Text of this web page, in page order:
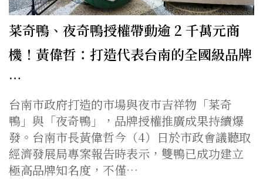
菜奇鴨、夜奇鴨授權帶動逾 2 千萬元商
機！黃偉哲：打造代表台南的全國級品牌
…
台南市政府打造的市場與夜市吉祥物「菜奇
鴨」與「夜奇鴨」，品牌授權推廣成果持續爆
發。台南市長黃偉哲今（4）日於市政會議聽取
經濟發展局專案報告時表示，雙鴨已成功建立
極高品牌知名度，不僅…